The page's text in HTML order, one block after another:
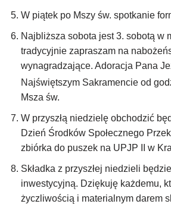
W piątek po Mszy św. spotkanie
Najbliższa sobota jest 3. sobotą w
tradycyjnie zapraszam na
wynagradzające. Adoracja Pana
Najświętszym Sakramencie od
Msza św.
W przyszłą niedzielę obchodzić
Dzień Środków Społecznego
zbiórka do puszek na UPJP II w
Składka z przyszłej niedzieli
inwestycyjną. Dziękuję każdemu,
życzliwością i materialnym darem